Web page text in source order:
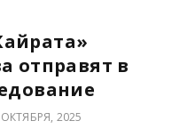
отправят в
2025